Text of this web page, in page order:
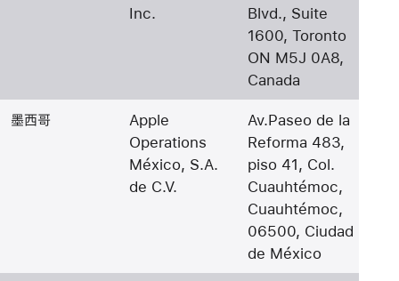
Inc.
Blvd., Suite
1600, Toronto
ON M5J 0A8,
Canada
墨西哥
Apple
Operations
México, S.A.
de C.V.
Av.Paseo de la
Reforma 483,
piso 41, Col.
Cuauhtémoc,
Cuauhtémoc,
06500, Ciudad
de México